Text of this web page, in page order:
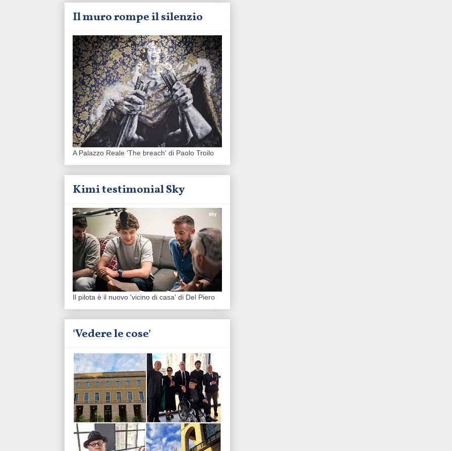
Il muro rompe il silenzio
A Palazzo Reale 'The breach' di Paolo Troilo
Kimi testimonial Sky
Il pilota è il nuovo 'vicino di casa' di Del Piero
'Vedere le cose'